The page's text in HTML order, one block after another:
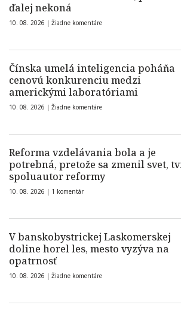
ďalej nekoná
10. 08. 2026 | Žiadne komentáre
Čínska umelá inteligencia poháňa
cenovú konkurenciu medzi
americkými laboratóriami
10. 08. 2026 | Žiadne komentáre
Reforma vzdelávania bola a je
potrebná, pretože sa zmenil svet,
spoluautor reformy
10. 08. 2026 | 1 komentár
V banskobystrickej Laskomerskej
doline horel les, mesto vyzýva na
opatrnosť
10. 08. 2026 | Žiadne komentáre